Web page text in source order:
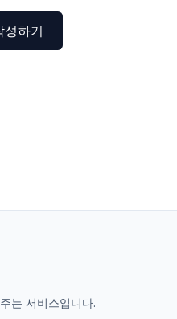
성하기
는 서비스입니다.